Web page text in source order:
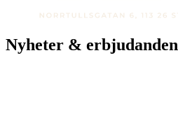
Nyheter & erbjudanden